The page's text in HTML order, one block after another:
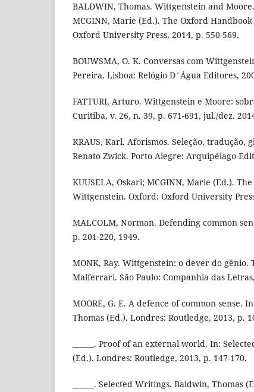
BALDWIN, Thomas. Wittgenstein and
MCGINN, Marie (Ed.). The Oxford
Oxford University Press, 2014, p. 550-569.
BOUWSMA, O. K. Conversas com
Pereira. Lisboa: Relógio D´Água Editores,
FATTURI, Arturo. Wittgenstein e Moore:
Curitiba, v. 26, n. 39, p. 671-691, jul./dez.
KRAUS, Karl. Aforismos. Seleção, tradução,
Renato Zwick. Porto Alegre: Arquipélago
KUUSELA, Oskari; MCGINN, Marie (Ed.).
Wittgenstein. Oxford: Oxford University
MALCOLM, Norman. Defending common
p. 201-220, 1949.
MONK, Ray. Wittgenstein: o dever do gênio.
Malferrari. São Paulo: Companhia das
MOORE, G. E. A defence of common sense.
Thomas (Ed.). Londres: Routledge, 2013, p.
______. Proof of an external world. In:
(Ed.). Londres: Routledge, 2013, p. 147-170.
______. Selected Writings. Baldwin, Thomas